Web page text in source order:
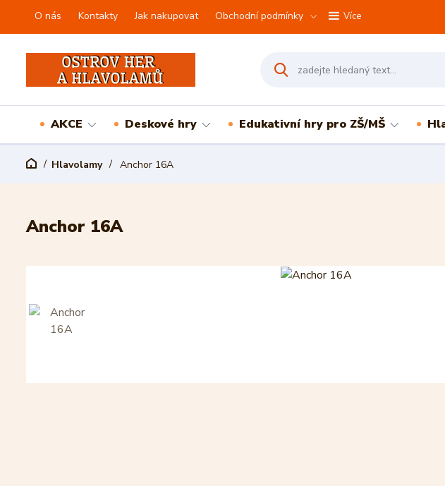
O nás Kontakty Jak nakupovat Obchodní podmínky Více
AKCE Deskové hry Edukativní hry pro ZŠ/MŠ
Hlavolamy Anchor 16A
Anchor 16A